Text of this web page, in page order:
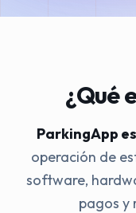
¿Qué
ParkingApp
operación de
software,
pagos y